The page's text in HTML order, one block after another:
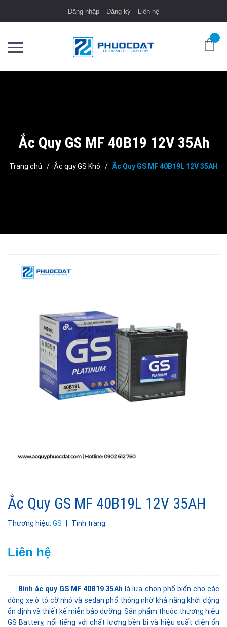
Đăng nhập Đăng ký Liên hệ
Ắc Quy GS MF 40B19 12V 35Ah
Trang chủ / Ắc quy GS Khô / Ắc Quy GS MF 40B19L 12V 35AH
Ắc Quy GS MF 40B19L 12V 35AH
Thương hiệu: GS Tình trạng:
Liên hệ
Bình ắc quy GS MF 40B19 35Ah là lựa chọn phổ biến cho các
dòng xe ô tô cỡ nhỏ và sedan phổ thông nhờ khả năng khởi động
ổn định và thiết kế miễn bảo dưỡng. Sản phẩm thuộc thương hiệu
GS Battery, nổi tiếng với chất lượng bền bỉ và hiệu suất điện ổn